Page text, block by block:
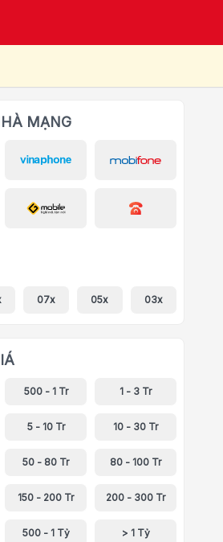
MẠNG
07x 05x 03x
500 - 1 Tr 1 - 3 Tr
5 - 10 Tr 10 - 30 Tr
50 - 80 Tr 80 - 100 Tr
150 - 200 Tr 200 - 300 Tr
500 - 1 Tỷ > 1 Tỷ